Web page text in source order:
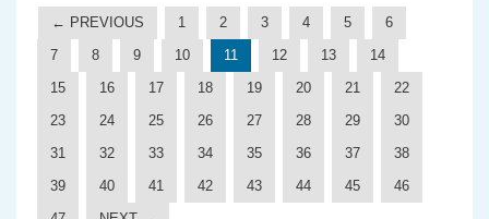
← PREVIOUS 1 2 3 4 5
6
7
8 9 10 11 12 13
14
15
16 17 18 19 20 21
22
23
24 25 26 27 28 29
30
31
32 33 34 35 36 37
38
39
40 41 42 43 44 45
46